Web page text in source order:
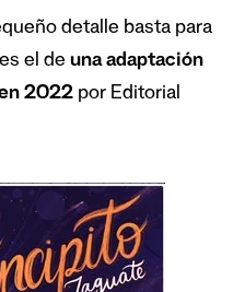
detalle basta para
el de una adaptación
2022 por Editorial